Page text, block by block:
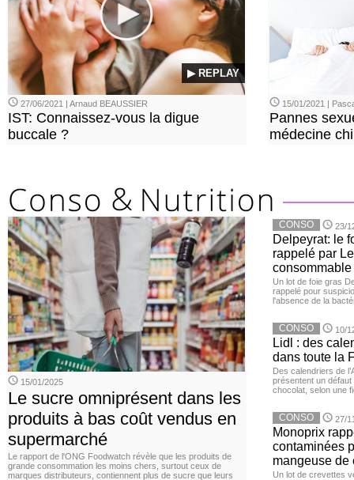
▶ REPLAY
27/06/2021 | Arnaud BEAUSSIER
IST: Connaissez-vous la digue
buccale ?
15/01/2021 |
Pannes
médecine
15/01/2025
Le sucre omniprésent dans les
produits à bas coût vendus en
supermarché
Le rapport de l'ONG Foodwatch révèle que les produits de
grande consommation les moins chers, surtout ceux de
marques distributeurs, contiennent plus de sucre que leurs
CONSO 23/
Delpeyrat: le
rappelé par
consommable
Un lot de foie gras
rappelé pour
l'absence de la
CONSO 10/
Lidl : des
dans toute la
Des calendriers de
présentent un défaut
chocolat, selon une
CONSO 27/
Monoprix
contaminées
mangeuse de
Un lot de crevettes